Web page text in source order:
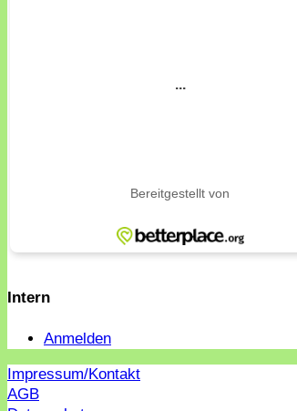
Intern
Anmelden
Impressum/Kontakt
AGB